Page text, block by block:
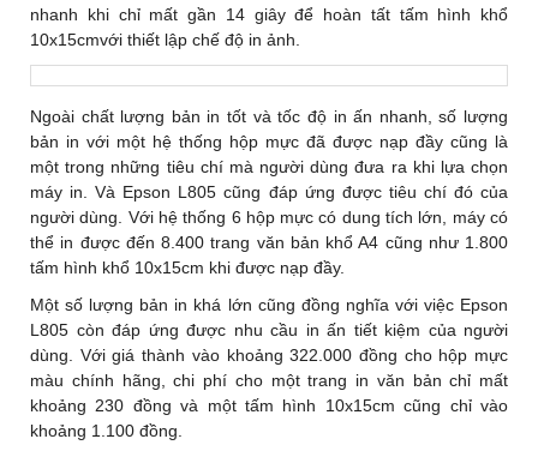
nhanh khi chỉ mất gần 14 giây để hoàn tất tấm hình khổ
10x15cmvới thiết lập chế độ in ảnh.
Ngoài chất lượng bản in tốt và tốc độ in ấn nhanh, số lượng
bản in với một hệ thống hộp mực đã được nạp đầy cũng là
một trong những tiêu chí mà người dùng đưa ra khi lựa chọn
máy in. Và Epson L805 cũng đáp ứng được tiêu chí đó của
người dùng. Với hệ thống 6 hộp mực có dung tích lớn, máy có
thể in được đến 8.400 trang văn bản khổ A4 cũng như 1.800
tấm hình khổ 10x15cm khi được nạp đầy.
Một số lượng bản in khá lớn cũng đồng nghĩa với việc Epson
L805 còn đáp ứng được nhu cầu in ấn tiết kiệm của người
dùng. Với giá thành vào khoảng 322.000 đồng cho hộp mực
màu chính hãng, chi phí cho một trang in văn bản chỉ mất
khoảng 230 đồng và một tấm hình 10x15cm cũng chỉ vào
khoảng 1.100 đồng.